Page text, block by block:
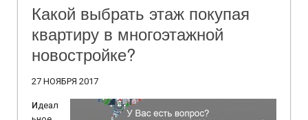
Какой выбрать этаж покупая
квартиру в многоэтажной
новостройке?
27 НОЯБРЯ 2017
Идеал